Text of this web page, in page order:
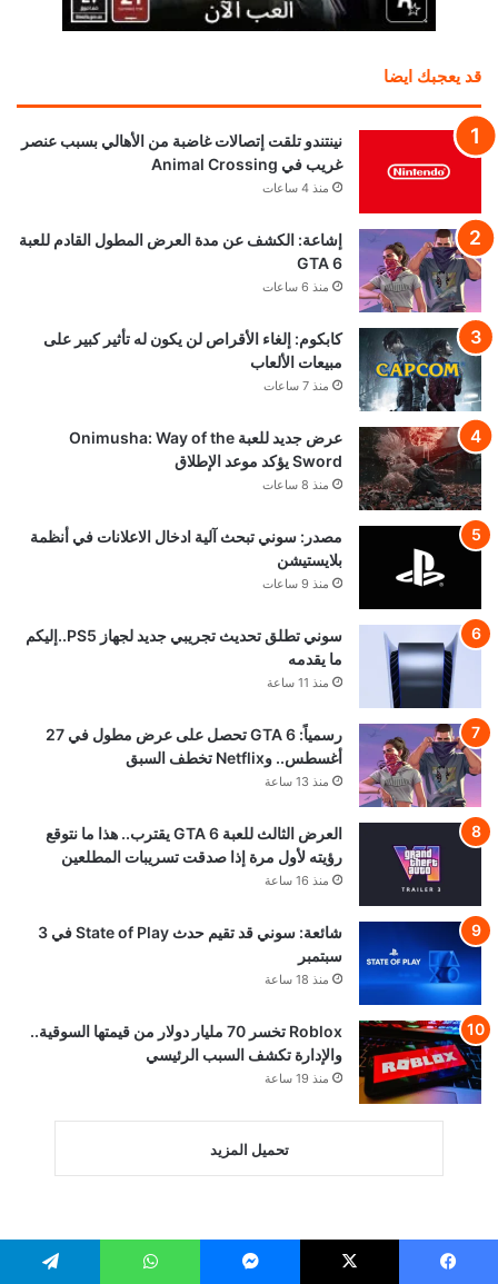
قد يعجبك ايضا
نينتندو تلقت إتصالات غاضبة من الأهالي بسبب عنصر
غريب في Animal Crossing
منذ 4 ساعات
إشاعة: الكشف عن مدة العرض المطول القادم للعبة
GTA 6
منذ 6 ساعات
كابكوم: إلغاء الأقراص لن يكون له تأثير كبير على
مبيعات الألعاب
منذ 7 ساعات
عرض جديد للعبة Onimusha: Way of the
Sword يؤكد موعد الإطلاق
منذ 8 ساعات
مصدر: سوني تبحث آلية ادخال الاعلانات في أنظمة
بلايستيشن
منذ 9 ساعات
سوني تطلق تحديث تجريبي جديد لجهاز PS5..إليكم
ما يقدمه
منذ 11 ساعة
رسمياً: GTA 6 تحصل على عرض مطول في 27
أغسطس.. وNetflix تخطف السبق
منذ 13 ساعة
العرض الثالث للعبة GTA 6 يقترب.. هذا ما نتوقع
رؤيته لأول مرة إذا صدقت تسريبات المطلعين
منذ 16 ساعة
شائعة: سوني قد تقيم حدث State of Play في 3
سبتمبر
منذ 18 ساعة
Roblox تخسر 70 مليار دولار من قيمتها السوقية..
والإدارة تكشف السبب الرئيسي
منذ 19 ساعة
تحميل المزيد